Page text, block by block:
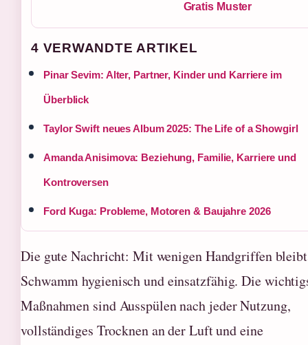
Gratis Muster
4 VERWANDTE ARTIKEL
Pinar Sevim: Alter, Partner, Kinder und Karriere im
Überblick
Taylor Swift neues Album 2025: The Life of a Showgirl
Amanda Anisimova: Beziehung, Familie, Karriere und
Kontroversen
Ford Kuga: Probleme, Motoren & Baujahre 2026
Die gute Nachricht: Mit wenigen Handgriffen
Schwamm hygienisch und einsatzfähig. Die
Maßnahmen sind Ausspülen nach jeder Nutzung,
vollständiges Trocknen an der Luft und eine